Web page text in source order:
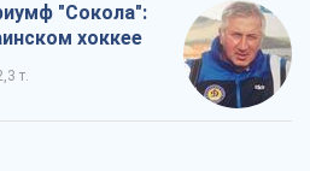
"Сокола":
хоккее
т.